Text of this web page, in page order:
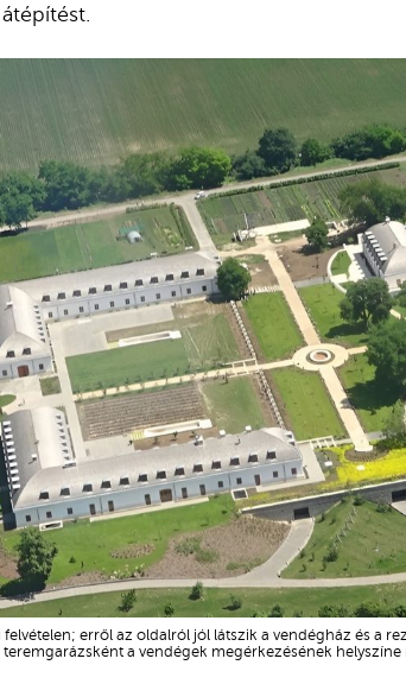
erről az oldalról jól látszik a vendégház és a
a vendégek megérkezésének helyszíne